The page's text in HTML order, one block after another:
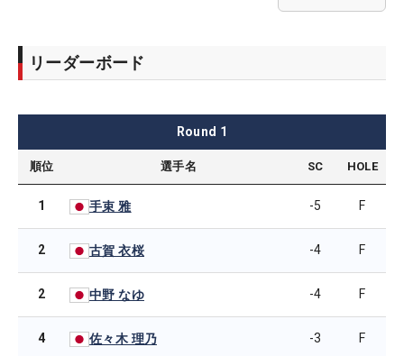
リーダーボード
Round 1
順位 選手名 SC HOLE
1 手束 雅 -5 F
2 古賀 衣桜 -4 F
2 中野 なゆ -4 F
4 佐々木 理乃 -3 F